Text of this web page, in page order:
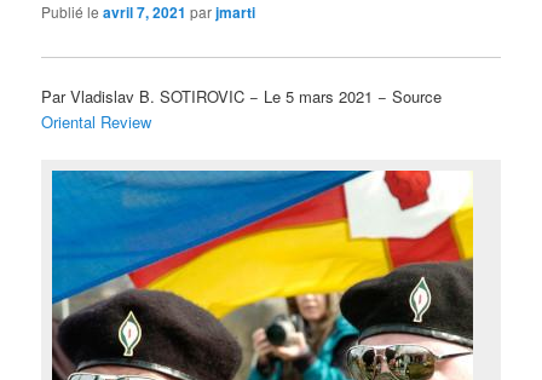
Publié leavril 7, 2021 parjmarti
Par Vladislav B. SOTIROVIC − Le 5 mars 2021 − Source
Oriental Review